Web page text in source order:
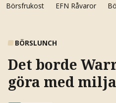
Börsfrukost EFN Råvaror
BÖRSLUNCH
Det borde
göra med